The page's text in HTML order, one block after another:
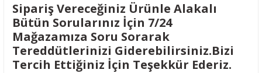
Sipariş Vereceğiniz Ürünle Alakalı
Bütün Sorularınız İçin 7/24
Mağazamıza Soru Sorarak
Tereddütlerinizi Giderebilirsiniz.Bizi
Tercih Ettiğiniz İçin Teşekkür Ederiz.